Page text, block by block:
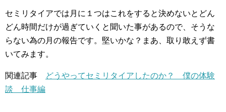
セミリタイアでは月に１つはこれをすると決めないとどん
どん時間だけが過ぎていくと聞いた事があるので、そうな
らない為の月の報告です。堅いかな？まあ、取り敢えず書
いてみます。
関連記事
どうやってセミリタイアしたのか？ 僕の体験
談 仕事編